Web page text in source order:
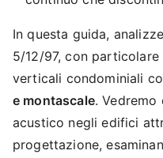
In questa guida,
5/12/97, con
verticali condominiali
e montascale. Vedremo
acustico negli edifici
progettazione,